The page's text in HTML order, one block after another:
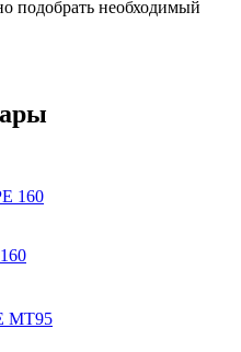
подобрать необходимый